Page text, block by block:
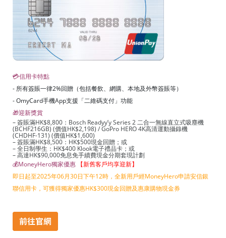
💳信用卡特點
- 所有簽賬一律2%回贈（包括餐飲、網購、本地及外幣簽賬等）
- OmyCard手機App支援「二維碼支付」功能
🎁迎新獎賞
– 簽賬滿HK$8,800：Bosch Readyy’y Series 2 二合一無線直立式吸塵機
(BCHF216GB) (價值HK$2,198) / GoPro HERO 4K高清運動攝錄機
(CHDHF-131) (價值HK$1,600)
– 簽賬滿HK$8,500：HK$500現金回贈；或
– 全日制學生：HK$400 Klook電子禮品卡；或
– 高達HK$90,000免息免手續費現金分期套現計劃
💰MoneyHero獨家優惠 【新舊客戶均享迎新】
即日起至2025年06月30日下午12時，全新用戶經MoneyHero申請安信銀
聯信用卡，可獲得獨家優惠HK$300現金回贈及惠康購物現金券